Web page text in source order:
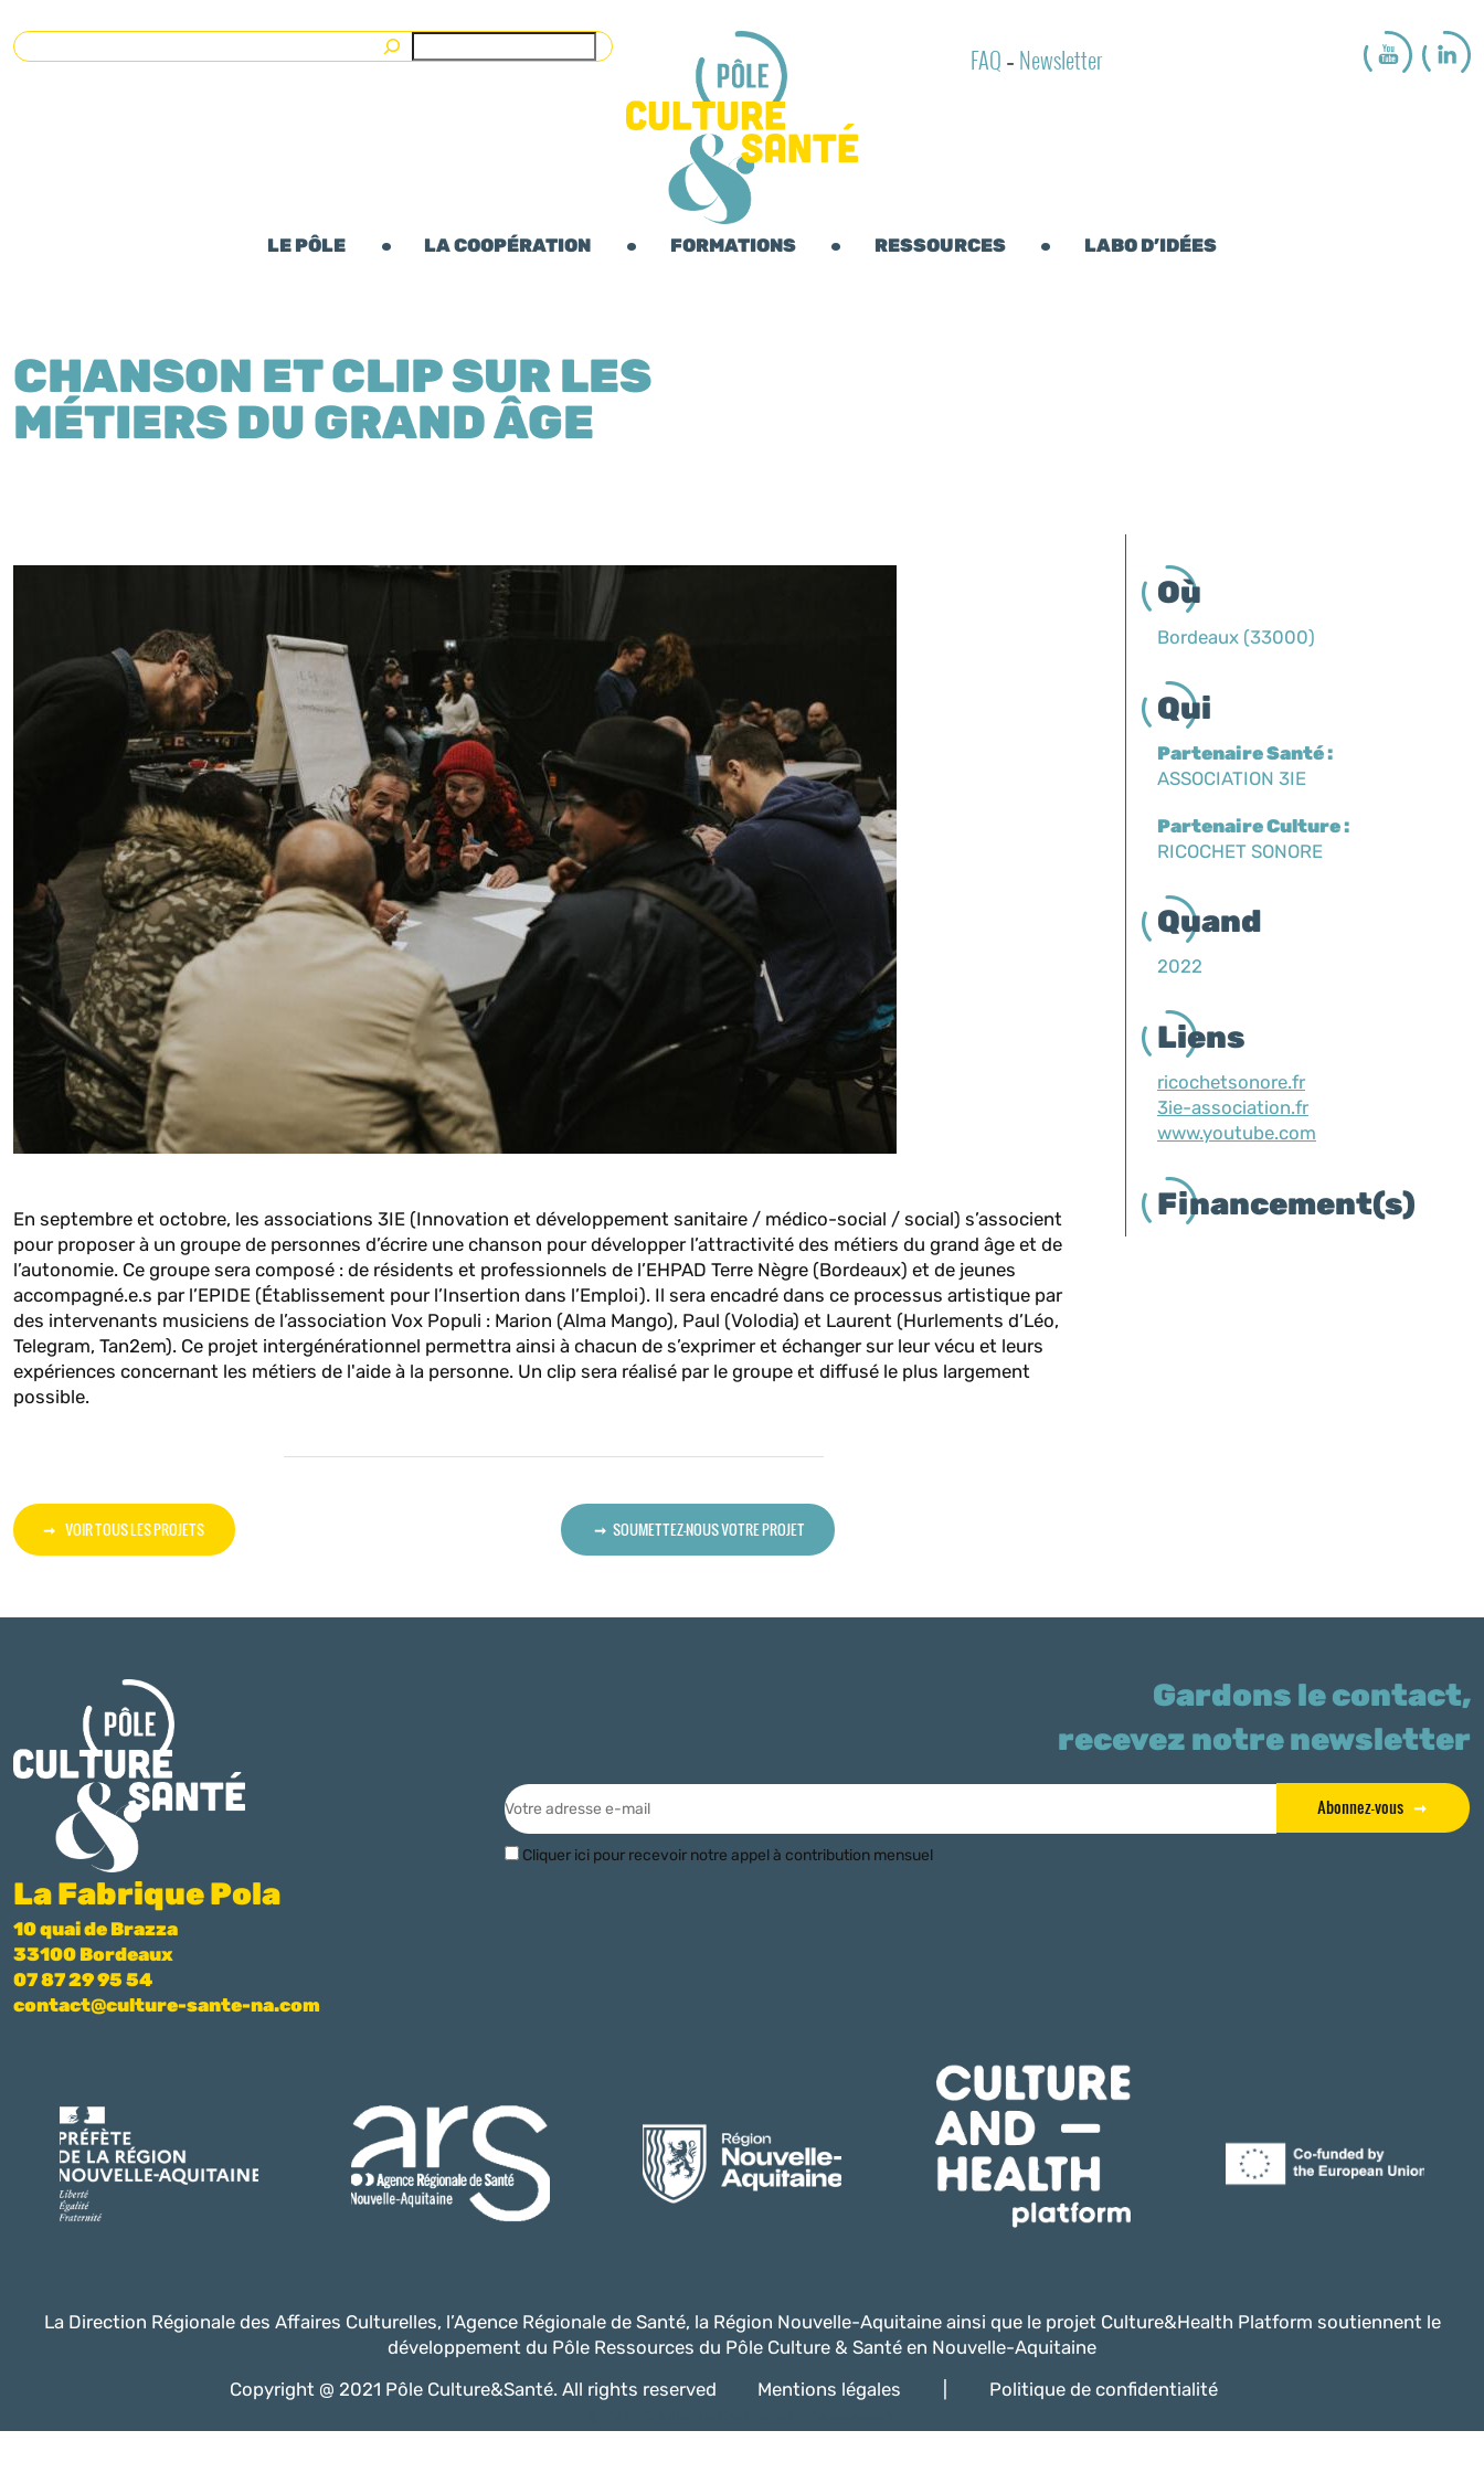
Rechercher FAQ - Newsletter
LE PÔLE LA COOPÉRATION FORMATIONS RESSOURCES LABO D’IDÉES
CHANSON ET CLIP SUR LES
MÉTIERS DU GRAND ÂGE
En septembre et octobre, les associations 3IE (Innovation et développement sanitaire / médico-social / social) s’associent
pour proposer à un groupe de personnes d’écrire une chanson pour développer l’attractivité des métiers du grand âge et de
l’autonomie. Ce groupe sera composé : de résidents et professionnels de l’EHPAD Terre Nègre (Bordeaux) et de jeunes
accompagné.e.s par l’EPIDE (Établissement pour l’Insertion dans l’Emploi). Il sera encadré dans ce processus artistique par
des intervenants musiciens de l’association Vox Populi : Marion (Alma Mango), Paul (Volodia) et Laurent (Hurlements d’Léo,
Telegram, Tan2em). Ce projet intergénérationnel permettra ainsi à chacun de s’exprimer et échanger sur leur vécu et leurs
expériences concernant les métiers de l'aide à la personne. Un clip sera réalisé par le groupe et diffusé le plus largement
possible.
VOIR TOUS LES PROJETS SOUMETTEZ-NOUS VOTRE PROJET
Où
Bordeaux (33000)
Qui
Partenaire Santé :
ASSOCIATION 3IE
Partenaire Culture :
RICOCHET SONORE
Quand
2022
Liens
ricochetsonore.fr
3ie-association.fr
www.youtube.com
Financement(s)
La Fabrique Pola
10 quai de Brazza
33100 Bordeaux
07 87 29 95 54
contact@culture-sante-na.com
Gardons le contact,
recevez notre newsletter
Abonnez-vous
Cliquer ici pour recevoir notre appel à contribution mensuel
La Direction Régionale des Affaires Culturelles, l’Agence Régionale de Santé, la Région Nouvelle-Aquitaine ainsi que le projet Culture&Health Platform soutiennent le
développement du Pôle Ressources du Pôle Culture & Santé en Nouvelle-Aquitaine
Copyright @ 2021 Pôle Culture&Santé. All rights reserved
Mentions légales Politique de confidentialité